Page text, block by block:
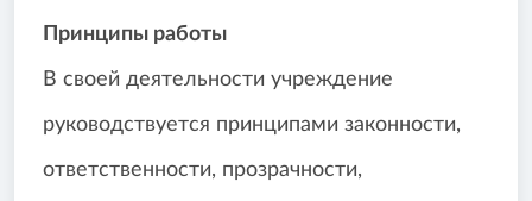
Принципы работы
В своей деятельности учреждение
руководствуется принципами законности,
ответственности, прозрачности,